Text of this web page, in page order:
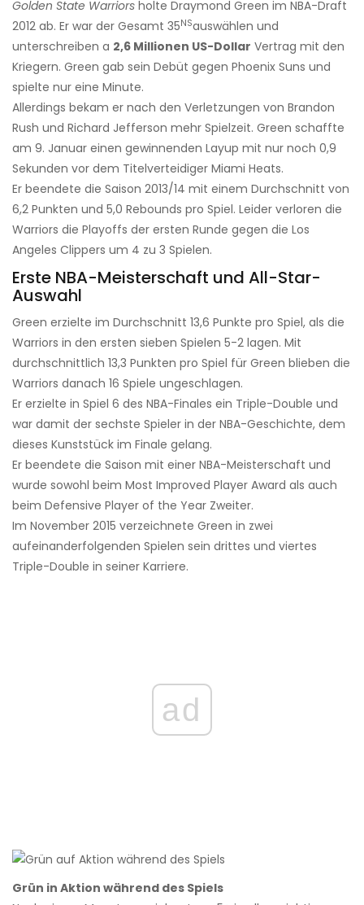
Golden State Warriors holte Draymond Green im NBA-Draft
2012 ab. Er war der Gesamt 35NSauswählen und
unterschreiben a 2,6 Millionen US-Dollar Vertrag mit den
Kriegern. Green gab sein Debüt gegen Phoenix Suns und
spielte nur eine Minute.
Allerdings bekam er nach den Verletzungen von Brandon
Rush und Richard Jefferson mehr Spielzeit. Green schaffte
am 9. Januar einen gewinnenden Layup mit nur noch 0,9
Sekunden vor dem Titelverteidiger Miami Heats.
Er beendete die Saison 2013/14 mit einem Durchschnitt von
6,2 Punkten und 5,0 Rebounds pro Spiel. Leider verloren die
Warriors die Playoffs der ersten Runde gegen die Los
Angeles Clippers um 4 zu 3 Spielen.
Erste NBA-Meisterschaft und All-Star-
Auswahl
Green erzielte im Durchschnitt 13,6 Punkte pro Spiel, als die
Warriors in den ersten sieben Spielen 5-2 lagen. Mit
durchschnittlich 13,3 Punkten pro Spiel für Green blieben die
Warriors danach 16 Spiele ungeschlagen.
Er erzielte in Spiel 6 des NBA-Finales ein Triple-Double und
war damit der sechste Spieler in der NBA-Geschichte, dem
dieses Kunststück im Finale gelang.
Er beendete die Saison mit einer NBA-Meisterschaft und
wurde sowohl beim Most Improved Player Award als auch
beim Defensive Player of the Year Zweiter.
Im November 2015 verzeichnete Green in zwei
aufeinanderfolgenden Spielen sein drittes und viertes
Triple-Double in seiner Karriere.
ad
Grün in Aktion während des Spiels